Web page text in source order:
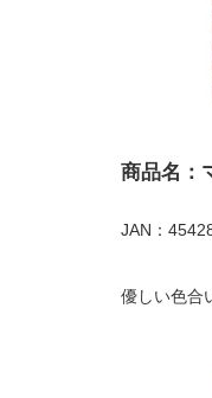
商品名：
JAN：
優しい色合